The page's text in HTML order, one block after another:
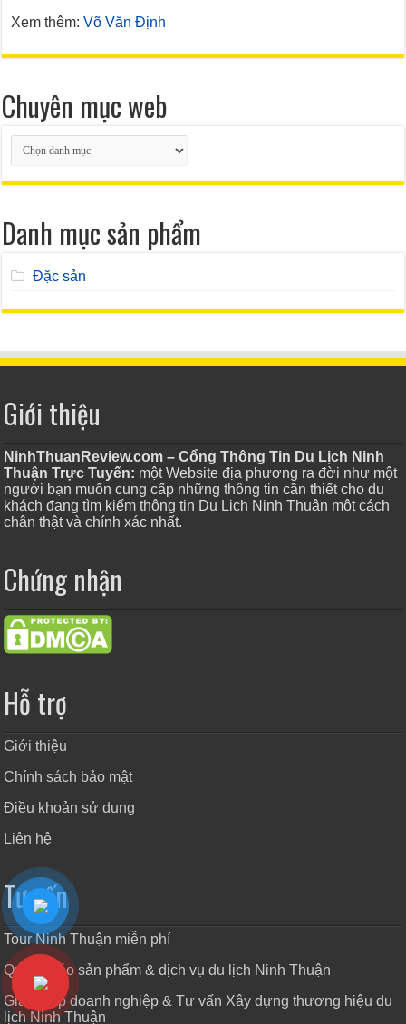
Xem thêm:Võ Văn Định
Chuyên mục web
Chuyên
mục
Danh mục sản phẩm
Đặc sản
Giới thiệu
NinhThuanReview.com – Cổng Thông Tin Du Lịch Ninh
Thuận Trực Tuyến: một Website địa phương ra đời như một
người bạn muốn cung cấp những thông tin cần thiết cho du
khách đang tìm kiếm thông tin Du Lịch Ninh Thuận một cách
chân thật và chính xác nhất.
Chứng nhận
Hỗ trợ
Giới thiệu
Chính sách bảo mật
Điều khoản sử dụng
Liên hệ
Tư vấn
Tour Ninh Thuận miễn phí
Quảng cáo sản phẩm & dịch vụ du lịch Ninh Thuận
Giải pháp doanh nghiệp & Tư vấn Xây dựng thương hiệu du
lịch Ninh Thuận